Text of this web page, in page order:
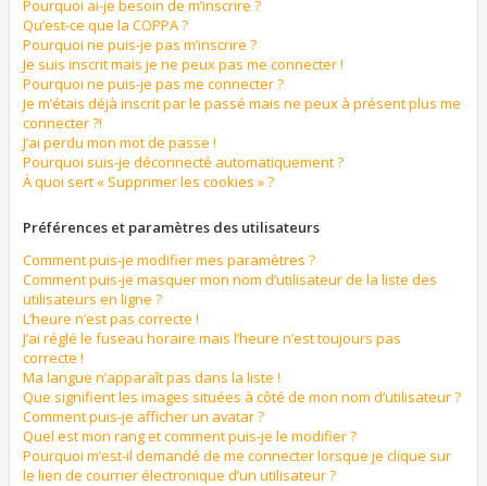
Pourquoi ai-je besoin de m’inscrire ?
Qu’est-ce que la COPPA ?
Pourquoi ne puis-je pas m’inscrire ?
Je suis inscrit mais je ne peux pas me connecter !
Pourquoi ne puis-je pas me connecter ?
Je m’étais déjà inscrit par le passé mais ne peux à présent plus me
connecter ?!
J’ai perdu mon mot de passe !
Pourquoi suis-je déconnecté automatiquement ?
À quoi sert « Supprimer les cookies » ?
Préférences et paramètres des utilisateurs
Comment puis-je modifier mes paramètres ?
Comment puis-je masquer mon nom d’utilisateur de la liste des
utilisateurs en ligne ?
L’heure n’est pas correcte !
J’ai réglé le fuseau horaire mais l’heure n’est toujours pas
correcte !
Ma langue n’apparaît pas dans la liste !
Que signifient les images situées à côté de mon nom d’utilisateur ?
Comment puis-je afficher un avatar ?
Quel est mon rang et comment puis-je le modifier ?
Pourquoi m’est-il demandé de me connecter lorsque je clique sur
le lien de courrier électronique d’un utilisateur ?